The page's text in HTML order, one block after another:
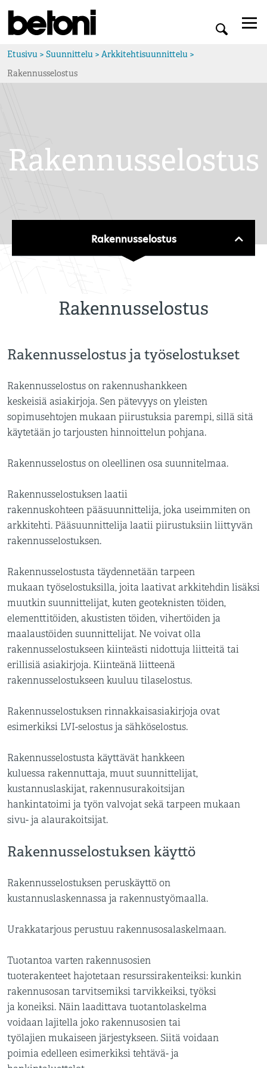
Etusivu > Suunnittelu > Arkkitehtisuunnittelu >
Rakennusselostus
Rakennusselostus
Rakennusselostus
Rakennusselostus
Rakennusselostus ja työselostukset
Rakennusselostus on rakennushankkeen
keskeisiä asiakirjoja. Sen pätevyys on yleisten
sopimusehtojen mukaan piirustuksia parempi, sillä sitä
käytetään jo tarjousten hinnoittelun pohjana.
Rakennusselostus on oleellinen osa suunnitelmaa.
Rakennusselostuksen laatii
rakennuskohteen pääsuunnittelija, joka useimmiten on
arkkitehti. Pääsuunnittelija laatii piirustuksiin liittyvän
rakennusselostuksen.
Rakennusselostusta täydennetään tarpeen
mukaan työselostuksilla, joita laativat arkkitehdin lisäksi
muutkin suunnittelijat, kuten geoteknisten töiden,
elementtitöiden, akustisten töiden, vihertöiden ja
maalaustöiden suunnittelijat. Ne voivat olla
rakennusselostukseen kiinteästi nidottuja liitteitä tai
erillisiä asiakirjoja. Kiinteänä liitteenä
rakennusselostukseen kuuluu tilaselostus.
Rakennusselostuksen rinnakkaisasiakirjoja ovat
esimerkiksi LVI-selostus ja sähköselostus.
Rakennusselostusta käyttävät hankkeen
kuluessa rakennuttaja, muut suunnittelijat,
kustannuslaskijat, rakennusurakoitsijan
hankintatoimi ja työn valvojat sekä tarpeen mukaan
sivu- ja alaurakoitsijat.
Rakennusselostuksen käyttö
Rakennusselostuksen peruskäyttö on
kustannuslaskennassa ja rakennustyömaalla.
Urakkatarjous perustuu rakennusosalaskelmaan.
Tuotantoa varten rakennusosien
tuoterakenteet hajotetaan resurssirakenteiksi: kunkin
rakennusosan tarvitsemiksi tarvikkeiksi, työksi
ja koneiksi. Näin laadittava tuotantolaskelma
voidaan lajitella joko rakennusosien tai
työlajien mukaiseen järjestykseen. Siitä voidaan
poimia edelleen esimerkiksi tehtävä- ja